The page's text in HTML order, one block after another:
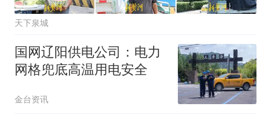
天下泉城
国网辽阳供电公司：电力
网格兜底高温用电安全
金台资讯